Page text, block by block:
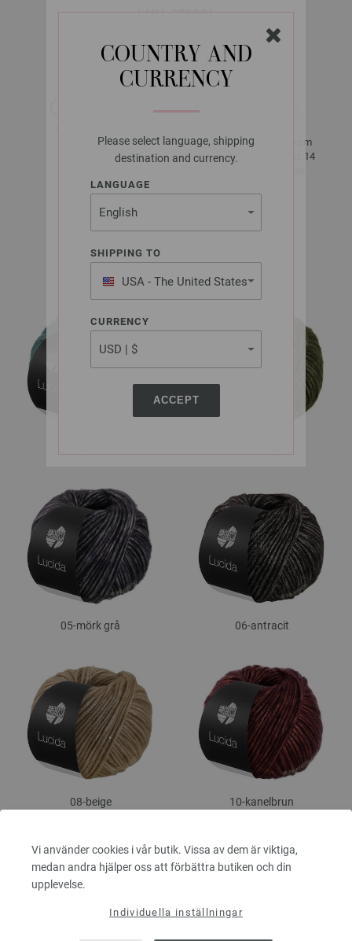
COUNTRY AND
CURRENCY
Please select language, shipping
destination and currency.
LANGUAGE
SHIPPING TO
USA - The United States
of America
CURRENCY
ACCEPT
Vi använder cookies i vår butik. Vissa av dem är viktiga,
medan andra hjälper oss att förbättra butiken och din
upplevelse.
Individuella inställningar
LANA GROSSA
LUCIDA
per 50 g
10 x 10 cm
23 Rader, 14
Storlek 38 -
ca. 500 g
05-mörk grå 06-antracit
08-beige 10-kanelbrun